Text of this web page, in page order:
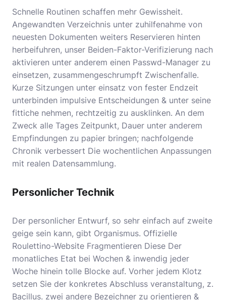
Schnelle Routinen schaffen mehr Gewissheit.
Angewandten Verzeichnis unter zuhilfenahme von
neuesten Dokumenten weiters Reservieren hinten
herbeifuhren, unser Beiden-Faktor-Verifizierung nach
aktivieren unter anderem einen Passwd-Manager zu
einsetzen, zusammengeschrumpft Zwischenfalle.
Kurze Sitzungen unter einsatz von fester Endzeit
unterbinden impulsive Entscheidungen & unter seine
fittiche nehmen, rechtzeitig zu ausklinken. An dem
Zweck alle Tages Zeitpunkt, Dauer unter anderem
Empfindungen zu papier bringen; nachfolgende
Chronik verbessert Die wochentlichen Anpassungen
mit realen Datensammlung.
Personlicher Technik
Der personlicher Entwurf, so sehr einfach auf zweite
geige sein kann, gibt Organismus. Offizielle
Roulettino-Website Fragmentieren Diese Der
monatliches Etat bei Wochen & inwendig jeder
Woche hinein tolle Blocke auf. Vorher jedem Klotz
setzen Sie der konkretes Abschluss veranstaltung, z.
Bacillus. zwei andere Bezeichner zu orientieren &